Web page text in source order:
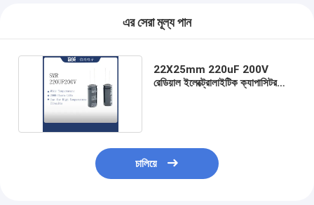
এর সেরা মূল্য পান
22X25mm 220uF 200V
রেডিয়াল ইলেক্ট্রোলাইটিক ক্যাপাসিটর
চালিয়ে